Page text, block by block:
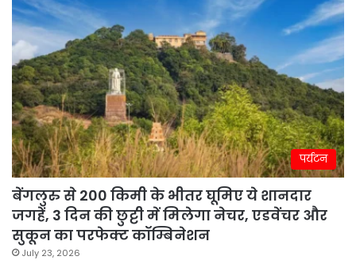
पर्यटन
बेंगलुरु से 200 किमी के भीतर घूमिए ये शानदार
जगहें, 3 दिन की छुट्टी में मिलेगा नेचर, एडवेंचर और
सुकून का परफेक्ट कॉम्बिनेशन
July 23, 2026